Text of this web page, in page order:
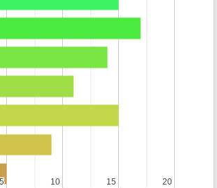
10
10 15
15 20
20